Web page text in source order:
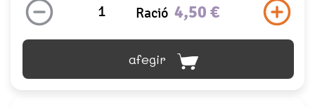
Ració 4,50 €
afegir